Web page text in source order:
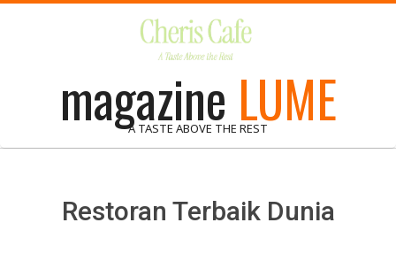
magazine LUME
A TASTE ABOVE THE REST
Restoran Terbaik Dunia